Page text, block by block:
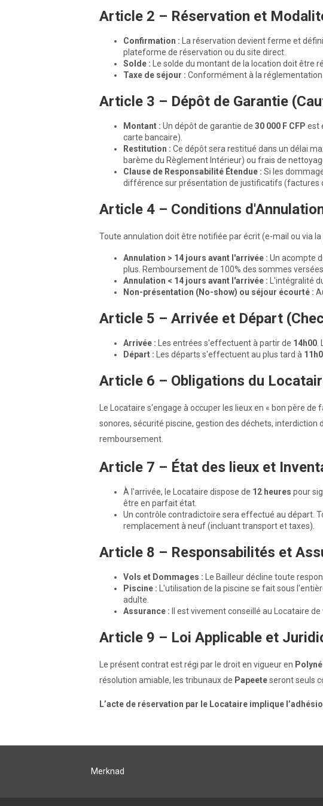
Article 2 – Réservation et
Confirmation : La réservation devient ferme et
plateforme de réservation ou du site direct.
Solde : Le solde du montant de la location doit être
Taxe de séjour : Conformément à la réglementation
Article 3 – Dépôt de Garantie
Montant : Un dépôt de garantie de 30 000 F CFP est
carte bancaire).
Restitution : Ce dépôt sera restitué dans un délai
barème du Règlement Intérieur) ou frais de
Clause de Responsabilité Étendue : Si les
différence sur présentation de justificatifs (factures
Article 4 – Conditions
Toute annulation doit être notifiée par écrit (e-mail ou via
Annulation > 14 jours avant l'arrivée : Un acompte
plus. Remboursement de 100% des sommes
Annulation < 14 jours avant l'arrivée : L'intégralité
Non-présentation (No-show) ou séjour écourté :
Article 5 – Arrivée et Départ
Arrivée : Les entrées s'effectuent à partir de 14h00
Départ : Les départs s'effectuent au plus tard à
Article 6 – Obligations du
Le Locataire s'engage à occuper les lieux en « bon père
sonores, sécurité piscine, gestion des déchets,
remboursement.
Article 7 – État des lieux et
À l'arrivée, le Locataire dispose de 12 heures pour
être en parfait état.
Un contrôle contradictoire sera effectué au départ.
remplacement à neuf (incluant transport et taxes).
Article 8 – Responsabilités et
Vols et Dommages : Le Bailleur décline toute
Piscine : L'utilisation de la piscine se fait sous
adulte.
Assurance : Il est vivement conseillé au Locataire
Article 9 – Loi Applicable et
Le présent contrat est régi par le droit en vigueur en
résolution amiable, les tribunaux de Papeeteseront seuls
L’acte de réservation par le Locataire implique
Merknad